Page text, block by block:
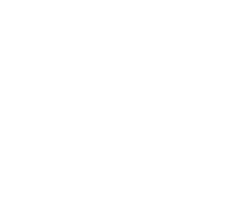
Abluftschlauch zu liefert finde ich ein
umgehend in Betrieb zu nehmen kann
kenne ich von einem
ist dann nicht richtig trocken. Vielleicht